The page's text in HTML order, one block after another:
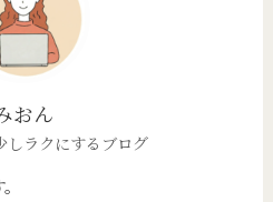
おん
しラクにするブログ